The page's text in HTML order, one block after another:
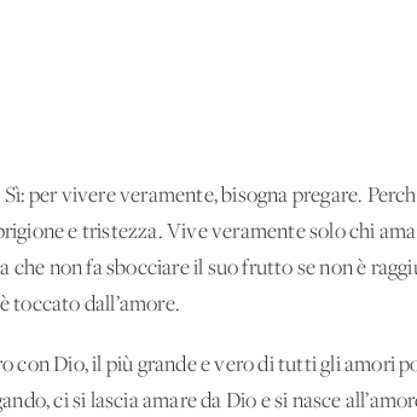
per vivere veramente, bisogna pregare.
e tristezza. Vive veramente solo chi
non fa sbocciare il suo frutto se non è
toccato dall’amore.
con Dio, il più grande e vero di tutti gli amori
ci si lascia amare da Dio e si nasce